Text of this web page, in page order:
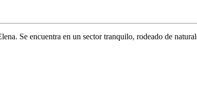
Se encuentra en un sector tranquilo, rodeado de